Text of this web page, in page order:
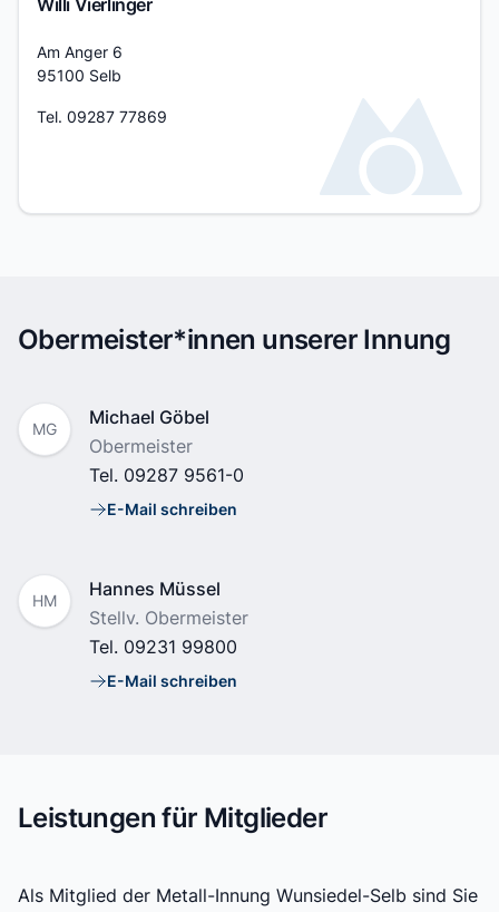
Willi Vierlinger
Adresse
Am Anger 6
95100 Selb
Tel. 09287 77869
Obermeister*innen unserer Innung
MG
Name
Michael Göbel
Position
Obermeister
Tel. 09287 9561-0
E-Mail
E-Mail schreiben
HM
Name
Hannes Müssel
Position
Stellv. Obermeister
Tel. 09231 99800
E-Mail
E-Mail schreiben
Leistungen für Mitglieder
Als Mitglied der Metall-Innung Wunsiedel-Selb sind Sie